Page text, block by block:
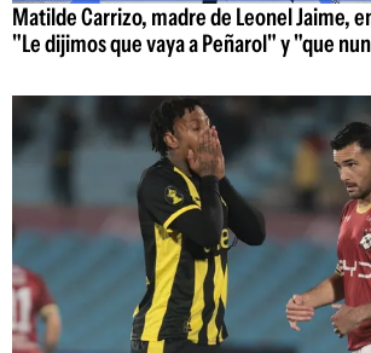
Matilde Carrizo, madre de Leonel Jaime,
"Le dijimos que vaya a Peñarol" y "que